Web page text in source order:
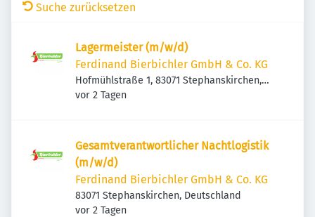
Suche zurücksetzen
Lagermeister (m/w/d)
Ferdinand Bierbichler GmbH & Co. KG
Hofmühlstraße 1, 83071 Stephanskirchen,
Deutschland
Veröffentlicht
vor 2 Tagen
Gesamtverantwortlicher Nachtlogistik
(m/w/d)
Ferdinand Bierbichler GmbH & Co. KG
83071 Stephanskirchen, Deutschland
Veröffentlicht
vor 2 Tagen